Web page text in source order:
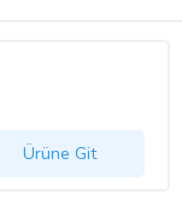
Ürüne Git